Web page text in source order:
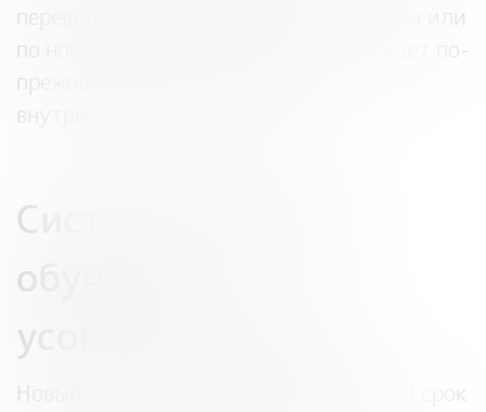
перевод будет проходить в кассе банка или
по номеру карты. Тогда комиссия будет по-
прежнему рассчитываться по
внутрибанковским тарифам.
Систему целевого
обучения
усовершенствуют
Новый закон установит максимальный срок